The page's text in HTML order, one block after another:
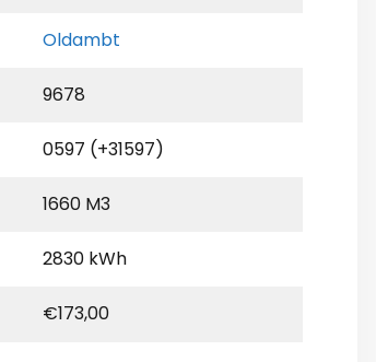
Oldambt
9678
0597 (+31597)
1660 M3
2830 kWh
€173,00